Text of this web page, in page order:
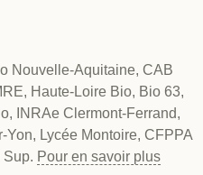
Nouvelle-Aquitaine, CAB
Haute-Loire Bio, Bio 63,
INRAe Clermont-Ferrand,
Yon, Lycée Montoire, CFPPA
Sup. Pour en savoir plus